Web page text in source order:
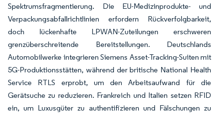
Spektrumsfragmentierung. Die EU-Medizinprodukte- und
Verpackungsabfallrichtlinien erfordern Rückverfolgbarkeit,
doch lückenhafte LPWAN-Zuteilungen erschweren
grenzüberschreitende Bereitstellungen. Deutschlands
Automobilwerke integrieren Siemens Asset-Tracking-Suiten mit
5G-Produktionsstätten, während der britische National Health
Service RTLS erprobt, um den Arbeitsaufwand für die
Gerätsuche zu reduzieren. Frankreich und Italien setzen RFID
ein, um Luxusgüter zu authentifizieren und Fälschungen zu